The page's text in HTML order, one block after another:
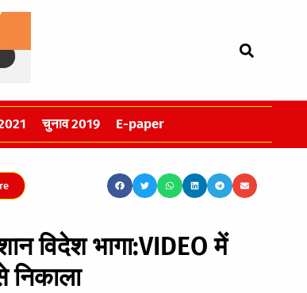
चुनाव 2019 E-paper
विदेश भागा:VIDEO में
निकाला